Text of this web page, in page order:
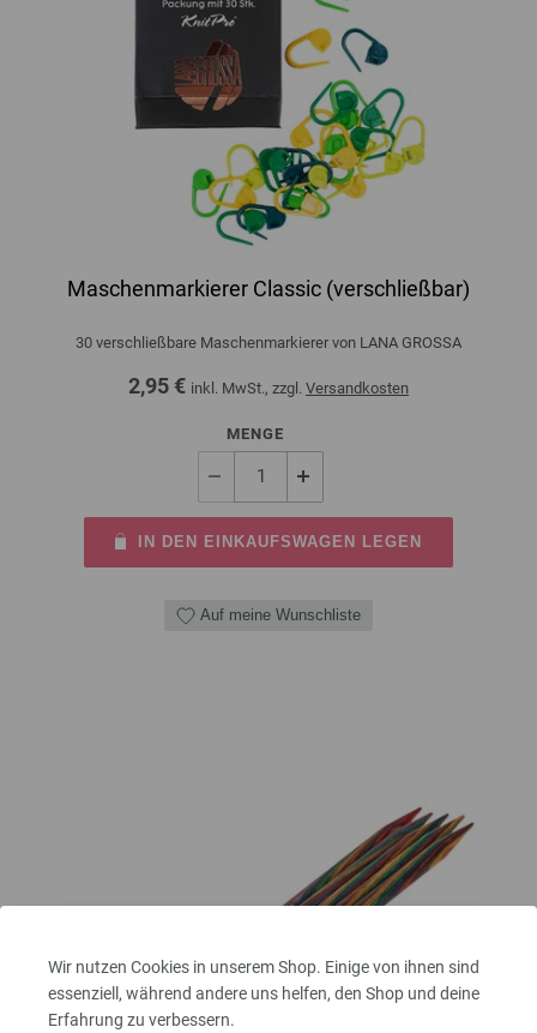
Wir nutzen Cookies in unserem Shop. Einige von ihnen sind
essenziell, während andere uns helfen, den Shop und deine
Erfahrung zu verbessern.
Maschenmarkierer Classic (verschließbar)
30 verschließbare Maschenmarkierer von LANA GROSSA
2,95 € inkl. MwSt., zzgl. Versandkosten
MENGE
IN DEN EINKAUFSWAGEN LEGEN
Auf meine Wunschliste